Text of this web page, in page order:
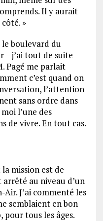
Il y aurait
»
boulevard du
– j’ai tout de suite
Pagé me parlait
c’est quand on
l’attention
sans ordre dans
l’une des
de vivre. En tout cas.
mission est de
au niveau d’un
J’ai commenté les
semblaient en bon
pour tous les âges.